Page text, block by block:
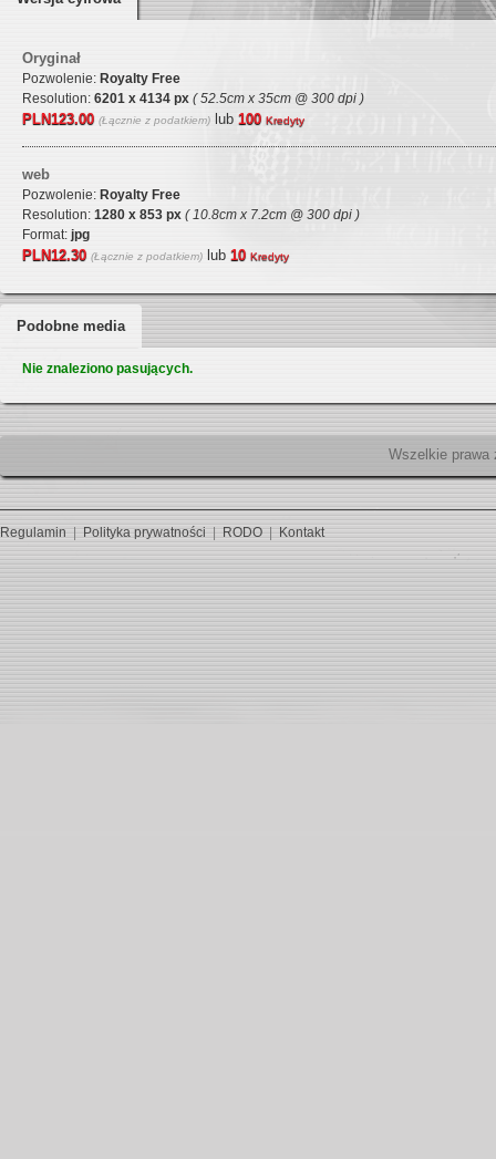
Oryginał
Pozwolenie: Royalty Free
Resolution: 6201 x 4134 px ( 52.5cm x 35cm @ 300 dpi )
PLN123.00 (Łącznie z podatkiem) lub 100 Kredyty
web
Pozwolenie: Royalty Free
Resolution: 1280 x 853 px ( 10.8cm x 7.2cm @ 300 dpi )
Format: jpg
PLN12.30 (Łącznie z podatkiem) lub 10 Kredyty
Podobne media
Nie znaleziono pasujących.
Regulamin Polityka prywatności RODO Kontakt